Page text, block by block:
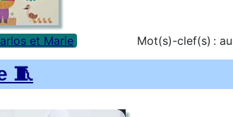
et Marie Mot(s)-clef(s) :
🧵